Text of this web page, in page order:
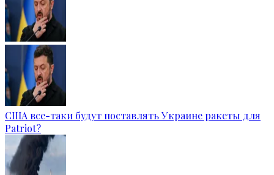
США все-таки будут поставлять Украине ракеты для
Patriot?